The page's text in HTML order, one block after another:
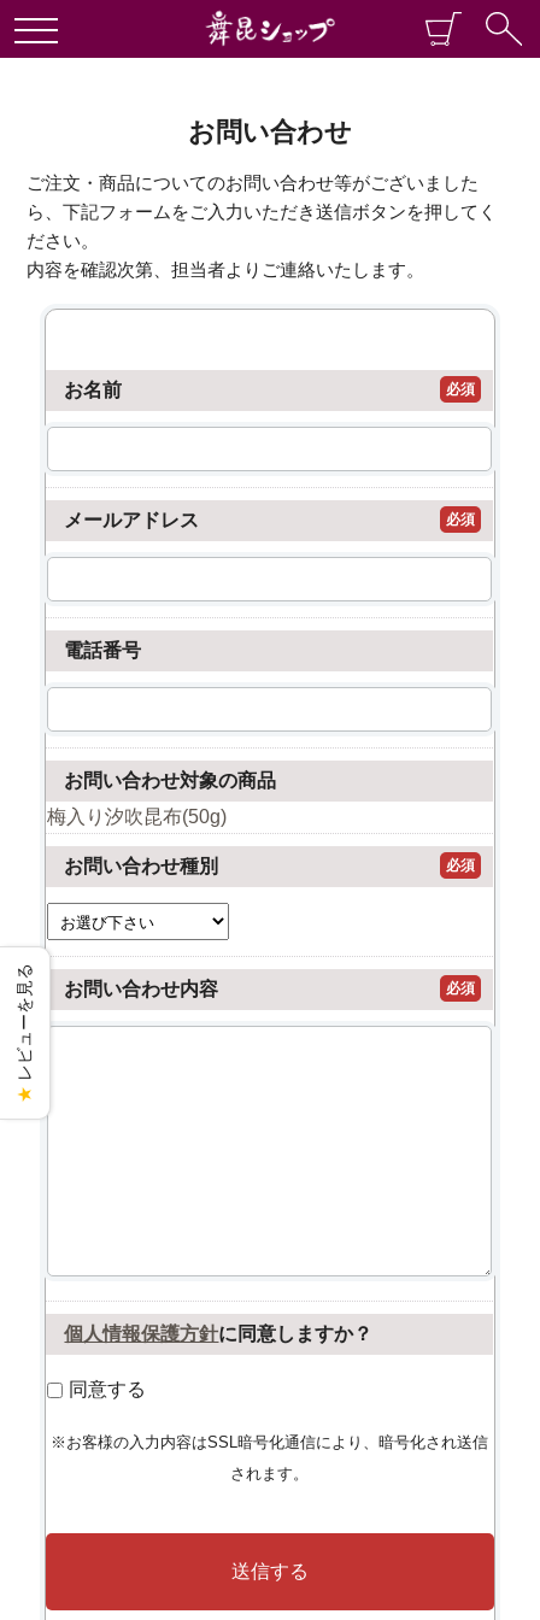
お問い合わせ
ご注文・商品についてのお問い合わせ等がございました
ら、下記フォームをご入力いただき送信ボタンを押してく
ださい。
内容を確認次第、担当者よりご連絡いたします。
お名前 必須
メールアドレス 必須
電話番号
お問い合わせ対象の商品
梅入り汐吹昆布(50g)
お問い合わせ種別 必須
お問い合わせ内容 必須
個人情報保護方針に同意しますか？
同意する
※お客様の入力内容はSSL暗号化通信により、暗号化され送信
されます。
★
レビューを見る